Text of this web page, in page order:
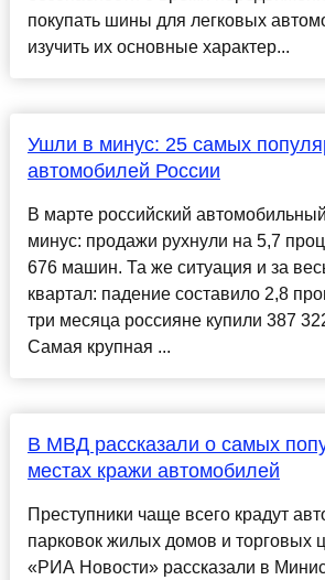
покупать шины для легковых
изучить их основные характер...
Ушли в минус: 25 самых
автомобилей России
В марте российский
минус: продажи рухнули на 5,7
676 машин. Та же ситуация и за
квартал: падение составило 2,8
три месяца россияне купили 387
Самая крупная ...
В МВД рассказали о самых
местах кражи автомобилей
Преступники чаще всего крадут
парковок жилых домов и торговых
«РИА Новости» рассказали в